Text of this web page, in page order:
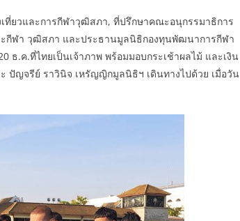
ยวและการกีฬาวุฒิสภา, ที่ปรึกษาคณะอนุกรรมาธิการ
กีฬา วุฒิสภา และประธานมูลนิธิกองทุนพัฒนาการกีฬา
ธ.ค.ที่ไทยเป็นเจ้าภาพ พร้อมมอบกระเช้าผลไม้ และเงิน
ปัญจรีย์ ราวินิจ เหรัญญิกมูลนิธิฯ เดินทางไปด้วย เมื่อวัน